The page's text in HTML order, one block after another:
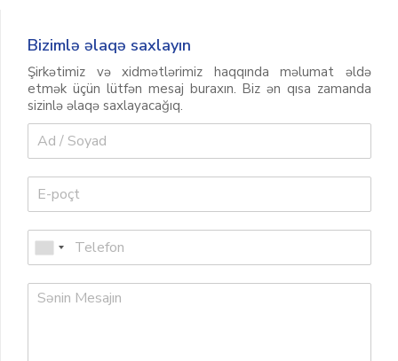
Bizimlə əlaqə saxlayın
Şirkətimiz və xidmətlərimiz haqqında məlumat əldə
etmək üçün lütfən mesaj buraxın. Biz ən qısa zamanda
sizinlə əlaqə saxlayacağıq.